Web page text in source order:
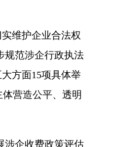
维护企业合法权
规范涉企行政执法
方面15项具体举
营造公平、透明
企收费政策评估